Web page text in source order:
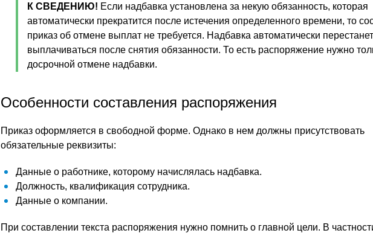
К СВЕДЕНИЮ! Если надбавка установлена за некую обязанность, которая
автоматически прекратится после истечения определенного времени, то
приказ об отмене выплат не требуется. Надбавка автоматически перестанет
выплачиваться после снятия обязанности. То есть распоряжение нужно
досрочной отмене надбавки.
Особенности составления распоряжения
Приказ оформляется в свободной форме. Однако в нем должны присутствовать
обязательные реквизиты:
Данные о работнике, которому начислялась надбавка.
Должность, квалификация сотрудника.
Данные о компании.
При составлении текста распоряжения нужно помнить о главной цели. В